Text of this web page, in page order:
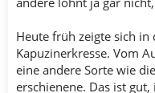
Heute früh zeigte sich
Kapuzinerkresse. Vom
eine andere Sorte wie
erschienene. Das ist